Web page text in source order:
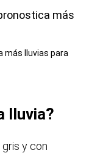
más lluvias para
lluvia?
y con